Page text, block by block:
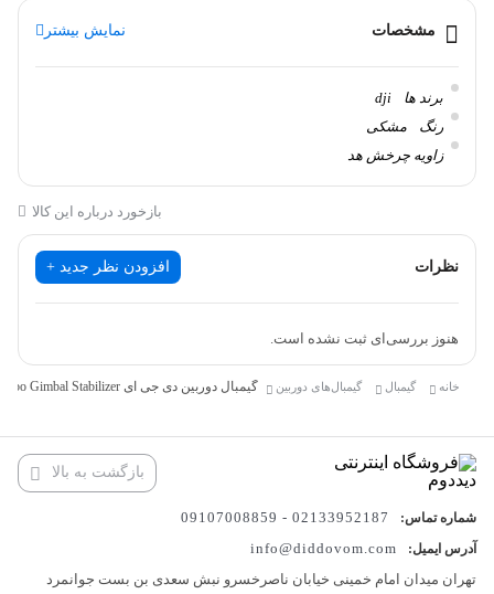
کارهای بزرگ که به بررسی آن میپردازیم.
محصول قبلی خود ارائه داده است. کلگی این محصول رو به
مشخصات نمایش بیشتر
برند ها
dji
رنگ
مشکی
زاویه چرخش هد
چرخش افقی:360 درجه / چرخش عمودی: -240 تا 95 درجه / چرخش
بازخورد درباره این کالا
نظرات افزودن نظر جدید +
هنوز بررسی‌ای ثبت نشده است.
خانه گیمبال گیمبال‌های دوربین گیمبال دوربین دی جی آی DJI RSC 2 pro combo Gimbal Stabilizer
بازگشت به بالا
شماره تماس: 02133952187 - 09107008859
آدرس ایمیل:
info@diddovom.com
تهران میدان امام خمینی خیابان ناصرخسرو نبش سعدی بن بست جوانمرد